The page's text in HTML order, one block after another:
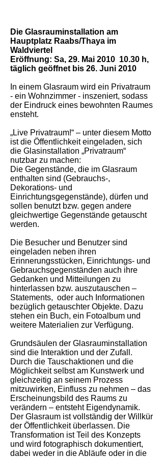
Die Glasrauminstallation am
Hauptplatz Raabs/Thaya im
Waldviertel
Eröffnung: Sa, 29. Mai 2010 10.30 h,
täglich geöffnet bis 26. Juni 2010
In einem Glasraum wird ein Privatraum
- ein Wohnzimmer - inszeniert, sodass
der Eindruck eines bewohnten Raumes
ensteht.
„Live Privatraum!“ – unter diesem Motto
ist die Öffentlichkeit eingeladen, sich
die Glasinstallation „Privatraum“
nutzbar zu machen:
Die Gegenstände, die im Glasraum
enthalten sind (Gebrauchs-,
Dekorations- und
Einrichtungsgegenstände), dürfen und
sollen benutzt bzw. gegen andere
gleichwertige Gegenstände getauscht
werden.
Die Besucher und Benutzer sind
eingeladen neben ihren
Erinnerungsstücken, Einrichtungs- und
Gebrauchsgegenständen auch ihre
Gedanken und Mitteilungen zu
hinterlassen bzw. auszutauschen –
Statements, oder auch Informationen
bezüglich getauschter Objekte. Dazu
stehen ein Buch, ein Fotoalbum und
weitere Materialien zur Verfügung.
Grundsäulen der Glasrauminstallation
sind die Interaktion und der Zufall.
Durch die Tauschaktionen und die
Möglichkeit selbst am Kunstwerk und
gleichzeitig an seinem Prozess
mitzuwirken, Einfluss zu nehmen – das
Erscheinungsbild des Raums zu
verändern – entsteht Eigendynamik.
Der Glasraum ist vollständig der Willkür
der Öffentlichkeit überlassen. Die
Transformation ist Teil des Konzepts
und wird fotographisch dokumentiert,
dabei weder in die Abläufe oder in die